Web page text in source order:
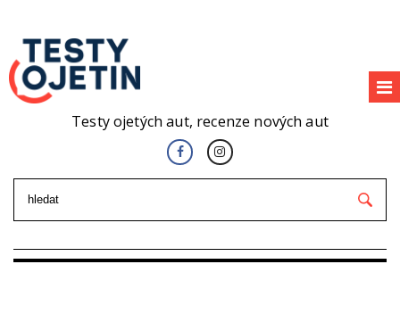
Testy ojetých aut, recenze nových aut